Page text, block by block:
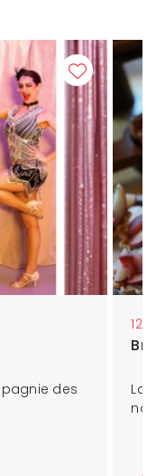
des